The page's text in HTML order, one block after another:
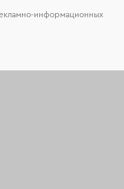
информационных